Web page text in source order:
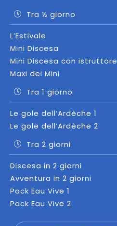
Tra ½ giorno
L’Estivale
Mini Discesa
Mini Discesa con istruttore
Maxi dei Mini
Tra 1 giorno
Le gole dell’Ardèche 1
Le gole dell’Ardèche 2
Tra 2 giorni
Discesa in 2 giorni
Avventura in 2 giorni
Pack Eau Vive 1
Pack Eau Vive 2